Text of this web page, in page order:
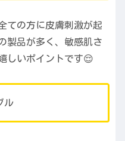
ての方に皮膚刺激が起
製品が多く、敏感肌さ
しいポイントです😌
ル